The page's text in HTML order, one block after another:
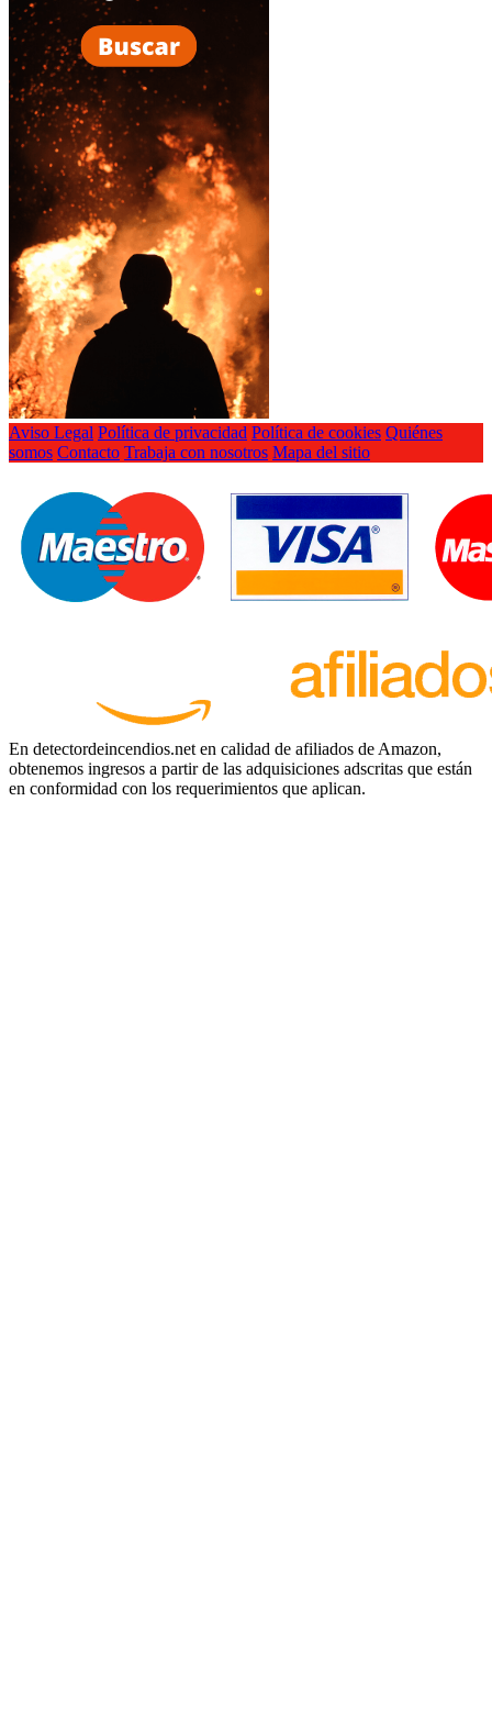
Aviso Legal Política de privacidad Política de cookies Quiénes
somos Contacto Trabaja con nosotros Mapa del sitio
En detectordeincendios.net en calidad de afiliados de Amazon,
obtenemos ingresos a partir de las adquisiciones adscritas que están
en conformidad con los requerimientos que aplican.